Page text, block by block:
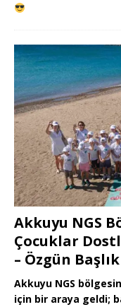
Akkuyu NGS
Çocuklar
– Özgün Başlık
Akkuyu NGS
için bir araya geldi;